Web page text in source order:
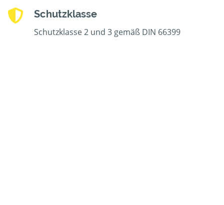
Schutzklasse
Schutzklasse 2 und 3 gemäß DIN 66399